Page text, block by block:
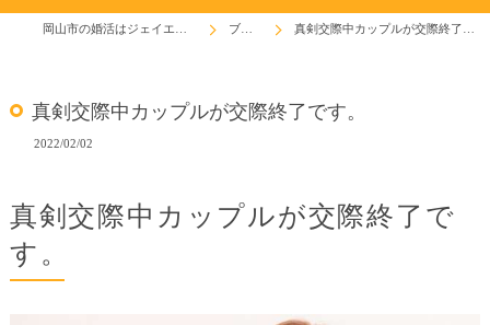
ブログ 真剣交際中カップルが交際終了です。
真剣交際中カップルが交際終了です。
2022/02/02
真剣交際中カップルが交際終了で
す。